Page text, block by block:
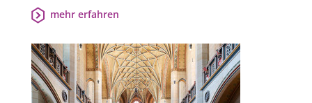
mehr erfahren